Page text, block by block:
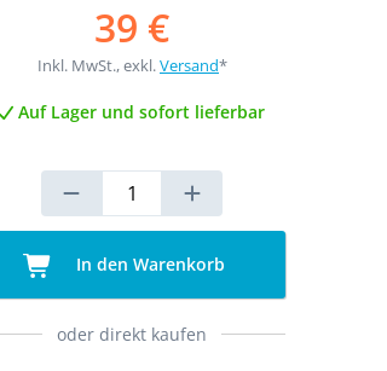
39 €
Inkl. MwSt., exkl.Versand*
Auf Lager und sofort lieferbar
In den Warenkorb
oder direkt kaufen